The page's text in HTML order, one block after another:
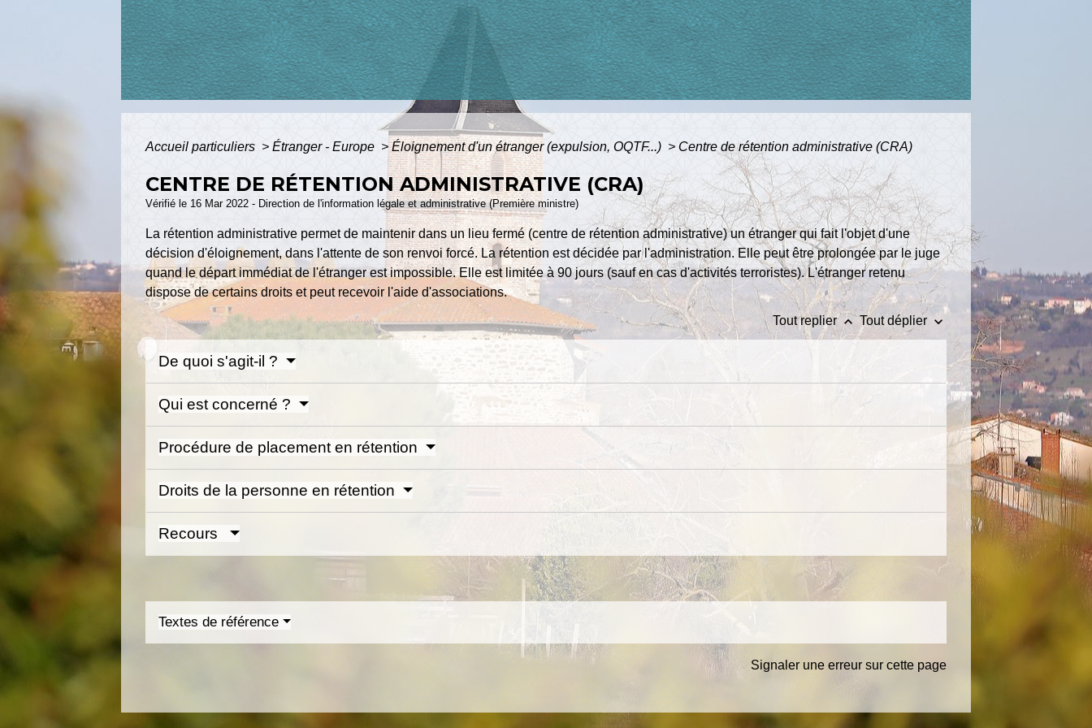
Accueil particuliers > Étranger - Europe > Éloignement d'un étranger (expulsion, OQTF...) > Centre de rétention administrative (CRA)
CENTRE DE RÉTENTION ADMINISTRATIVE (CRA)
Vérifié le 16 Mar 2022 - Direction de l'information légale et administrative (Première ministre)
La rétention administrative permet de maintenir dans un lieu fermé (centre de rétention administrative) un étranger qui fait l'objet d'une
décision d'éloignement, dans l'attente de son renvoi forcé. La rétention est décidée par l'administration. Elle peut être prolongée par le juge
quand le départ immédiat de l'étranger est impossible. Elle est limitée à 90 jours (sauf en cas d'activités terroristes). L'étranger retenu
dispose de certains droits et peut recevoir l'aide d'associations.
Tout replier keyboard_arrow_up Tout déplier keyboard_arrow_down
De quoi s'agit-il ?
Qui est concerné ?
Procédure de placement en rétention
Droits de la personne en rétention
Recours
Textes de référence
Signaler une erreur sur cette page